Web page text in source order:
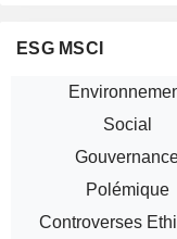
ESG MSCI
Social
Polémique
Controverses